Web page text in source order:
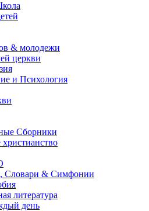
& молодежи
церкви
и Психология
Сборники
Словари & Симфонии
литература
день